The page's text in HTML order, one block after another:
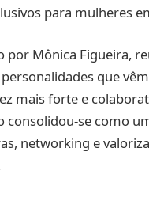
para mulheres
por Mônica Figueira,
que
mais forte e
consolidou-se como
networking e